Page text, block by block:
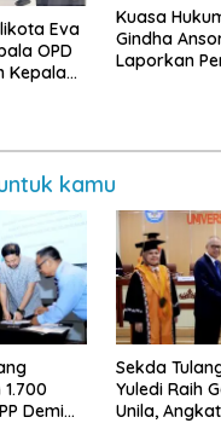
Eva
OPD
Kepala
Kuasa
Gindha
Laporkan
kamu
Demi
Sekda
Yuledi Raih
Unila,